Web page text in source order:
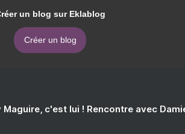
un blog sur Eklablog
Créer un blog
c'est lui ! Rencontre avec